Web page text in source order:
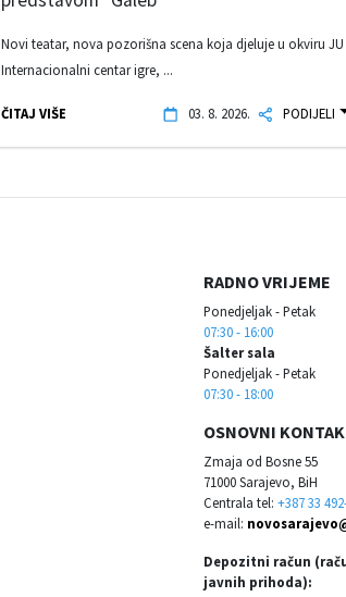
Novi teatar, nova pozorišna scena koja djeluje u okviru JU
Internacionalni centar igre, ...
ČITAJ VIŠE 03. 8. 2026. PODIJELI
RADNO VRIJEME
Ponedjeljak - Petak
07:30 - 16:00
Šalter sala
Ponedjeljak - Petak
07:30 - 18:00
OSNOVNI
Zmaja od Bosne 55
71000 Sarajevo, BiH
Centrala tel: +387 33
e-mail:
Depozitni račun
javnih prihoda):